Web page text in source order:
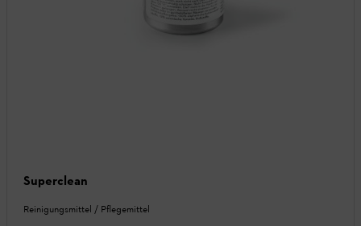
Superclean
Reinigungsmittel / Pflegemittel